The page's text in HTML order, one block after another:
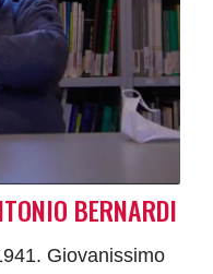
BERNARDI
Giovanissimo